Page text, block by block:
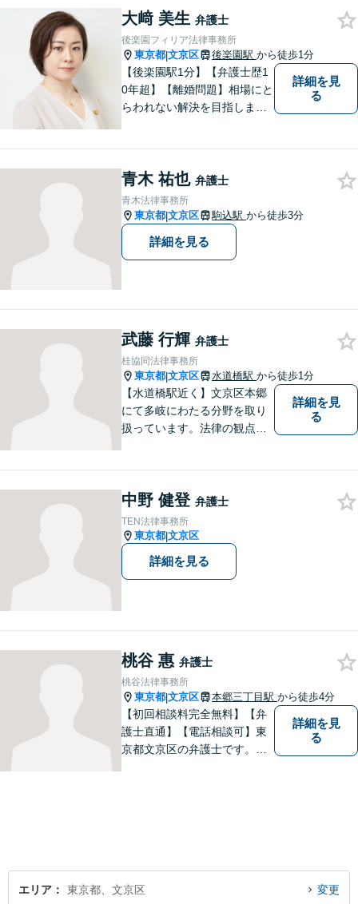
け、依頼者様の利益を第一に
考えております。まずはお気
軽にご相談ください。【法テ
ラス利用可】
大﨑 美生 弁護士
後楽園フィリア法律事務所
東京都|文京区 後楽園駅 から徒歩1分
【後楽園駅1分】【弁護士歴1
0年超】【離婚問題】相場にと
らわれない解決を目指しま
す。著書あり。事務員任せに
せず弁護士が全ての手続きを
代理します。
詳細を見
る
青木 祐也 弁護士
青木法律事務所
東京都|文京区 駒込駅 から徒歩3分
詳細を見る
武藤 行輝 弁護士
桂協同法律事務所
東京都|文京区 水道橋駅 から徒歩1分
【水道橋駅近く】文京区本郷
にて多岐にわたる分野を取り
扱っています。法律の観点か
軽にご相談ください【都内各
線からのアクセス良好】
詳細を見
る
中野 健登 弁護士
TEN法律事務所
東京都|文京区
詳細を見る
桃谷 惠 弁護士
桃谷法律事務所
東京都|文京区 本郷三丁目駅 から徒歩4分
【初回相談料完全無料】【弁
護士直通】【電話相談可】東
京都文京区の弁護士です。夜
詳細を見
る
エリア 東京都、文京区 変更